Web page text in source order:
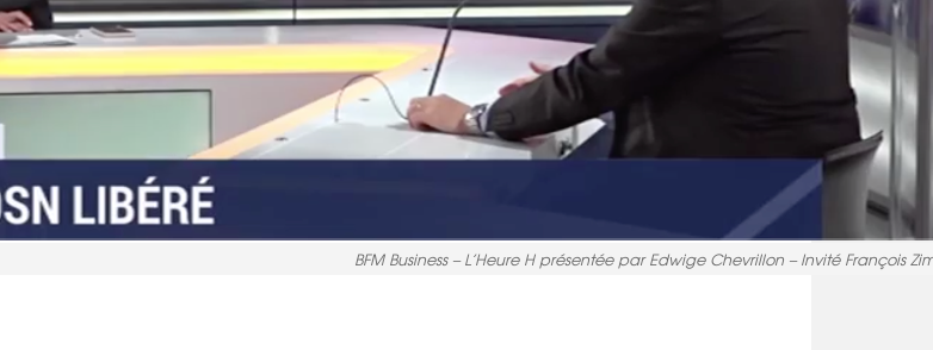
BFM Business – L’Heure H présentée par Edwige Chevrillon – Invité François